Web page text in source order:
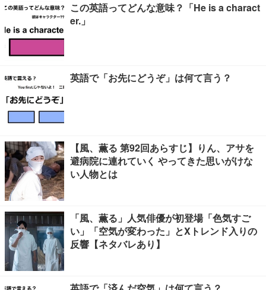
この英語ってどんな意味？「He is a charact
er.」
英語で「お先にどうぞ」は何て言う？
【風、薫る 第92回あらすじ】りん、アサを
避病院に連れていく やってきた思いがけな
い人物とは
「風、薫る」人気俳優が初登場「色気すご
い」「空気が変わった」とXトレンド入りの
反響【ネタバレあり】